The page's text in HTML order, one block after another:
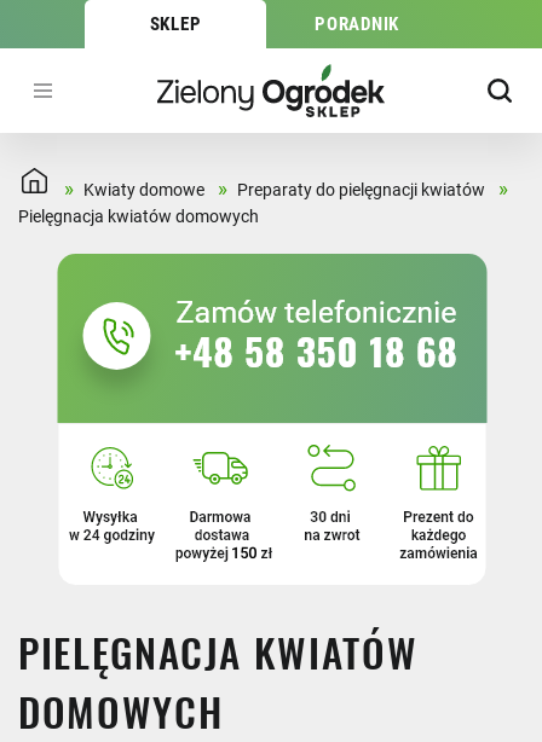
SKLEP PORADNIK
» Kwiaty domowe » Preparaty do pielęgnacji kwiatów »
Pielęgnacja kwiatów domowych
MARKA
JRK
SUBSTRAL (3)
Vegano(2)
PIELĘGNACJA KWIATÓW
DOMOWYCH